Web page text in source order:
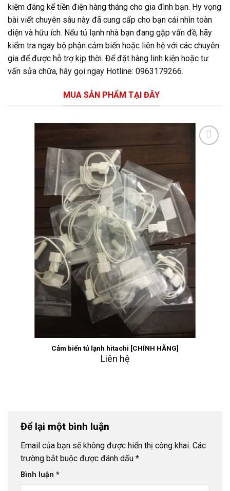
kiệm đáng kể tiền điện hàng tháng cho gia đình bạn. Hy vọng
bài viết chuyên sâu này đã cung cấp cho bạn cái nhìn toàn
diện và hữu ích. Nếu tủ lạnh nhà bạn đang gặp vấn đề, hãy
kiểm tra ngay bộ phận cảm biến hoặc liên hệ với các chuyên
gia để được hỗ trợ kịp thời. Để đặt hàng linh kiện hoặc tư
vấn sửa chữa, hãy gọi ngay Hotline: 0963179266.
MUA SẢN PHẨM TẠI ĐÂY
Cảm biến tủ lạnh hitachi [CHÍNH HÃNG]
Liên hệ
Để lại một bình luận
Email của bạn sẽ không được hiển thị công khai. Các
trường bắt buộc được đánh dấu *
Bình luận *